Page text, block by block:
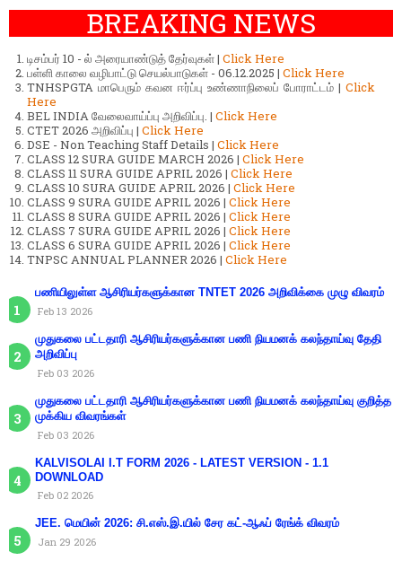
BREAKING NEWS
டிசம்பர் 10 - ல் அரையாண்டுத் தேர்வுகள் | Click Here
பள்ளி காலை வழிபாட்டு செயல்பாடுகள் - 06.12.2025 | Click Here
TNHSPGTA மாபெரும் கவன ஈர்ப்பு உண்ணாநிலைப் போராட்டம் | Click
Here
BEL INDIA வேலைவாய்ப்பு அறிவிப்பு. | Click Here
CTET 2026 அறிவிப்பு | Click Here
DSE - Non Teaching Staff Details | Click Here
CLASS 12 SURA GUIDE MARCH 2026 | Click Here
CLASS 11 SURA GUIDE APRIL 2026 | Click Here
CLASS 10 SURA GUIDE APRIL 2026 | Click Here
CLASS 9 SURA GUIDE APRIL 2026 | Click Here
CLASS 8 SURA GUIDE APRIL 2026 | Click Here
CLASS 7 SURA GUIDE APRIL 2026 | Click Here
CLASS 6 SURA GUIDE APRIL 2026 | Click Here
TNPSC ANNUAL PLANNER 2026 | Click Here
பணியிலுள்ள ஆசிரியர்களுக்கான TNTET 2026 அறிவிக்கை முழு விவரம்
Feb 13 2026
முதுகலை பட்டதாரி ஆசிரியர்களுக்கான பணி நியமனக் கலந்தாய்வு தேதி
அறிவிப்பு
Feb 03 2026
முதுகலை பட்டதாரி ஆசிரியர்களுக்கான பணி நியமனக் கலந்தாய்வு குறித்த
முக்கிய விவரங்கள்
Feb 03 2026
KALVISOLAI I.T FORM 2026 - LATEST VERSION - 1.1
DOWNLOAD
Feb 02 2026
JEE. மெயின் 2026: சி.எஸ்.இ.யில் சேர கட்-ஆஃப் ரேங்க் விவரம்
Jan 29 2026